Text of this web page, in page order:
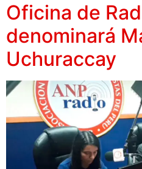
Oficina de
denominará
Uchuraccay